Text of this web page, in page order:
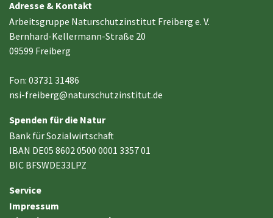
Adresse & Kontakt
Arbeitsgruppe Naturschutzinstitut Freiberg e. V.
Bernhard-Kellermann-Straße 20
09599 Freiberg
Fon: 03731 31486
nsi-freiberg@naturschutzinstitut.de
Spenden für die Natur
Bank für Sozialwirtschaft
IBAN DE05 8602 0500 0001 3357 01
BIC BFSWDE33LPZ
Service
Impressum